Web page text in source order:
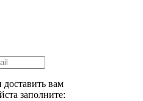
вам
заполните: